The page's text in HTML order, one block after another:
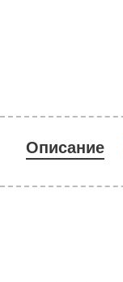
Описание